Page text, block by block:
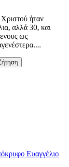
ήταν
αλλά 30, και
ως
Ευαγγέλιο